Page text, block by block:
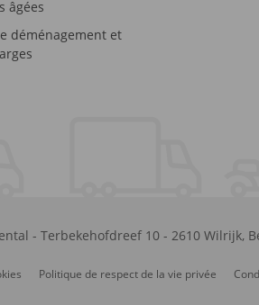
âgées
déménagement et
- Terbekehofdreef 10- 2610 Wilrijk,
Politique de respect de la vie privée